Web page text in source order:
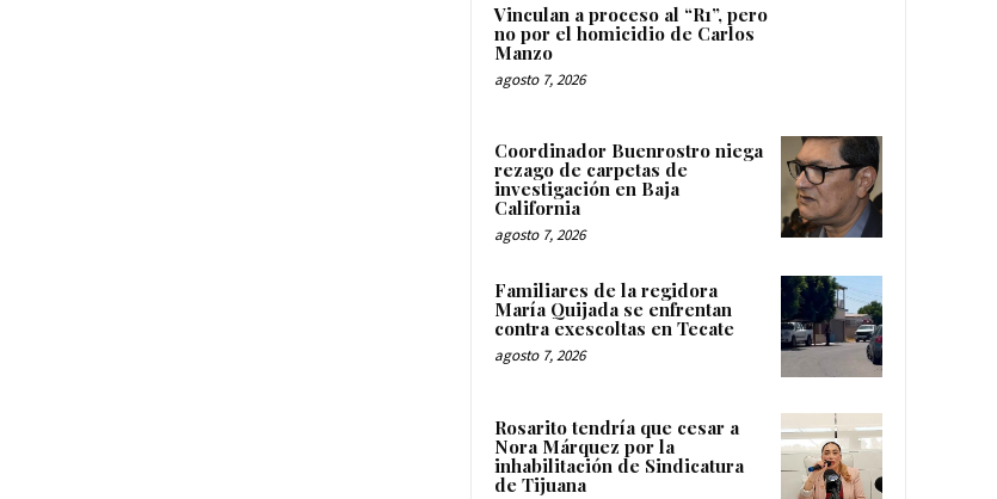
Vinculan a proceso al “R1”, pero
no por el homicidio de Carlos
Manzo
agosto 7, 2026
Coordinador Buenrostro niega
rezago de carpetas de
investigación en Baja
California
agosto 7, 2026
Familiares de la regidora
María Quijada se enfrentan
contra exescoltas en Tecate
agosto 7, 2026
Rosarito tendría que cesar a
Nora Márquez por la
inhabilitación de Sindicatura
de Tijuana